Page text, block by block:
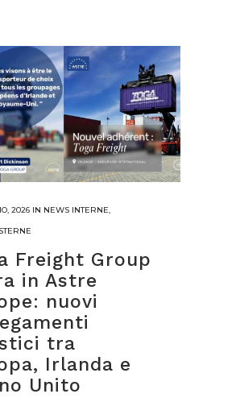
2026 IN NEWS INTERNE,
Freight Group
in Astre
nuovi
tra
Irlanda e
Unito